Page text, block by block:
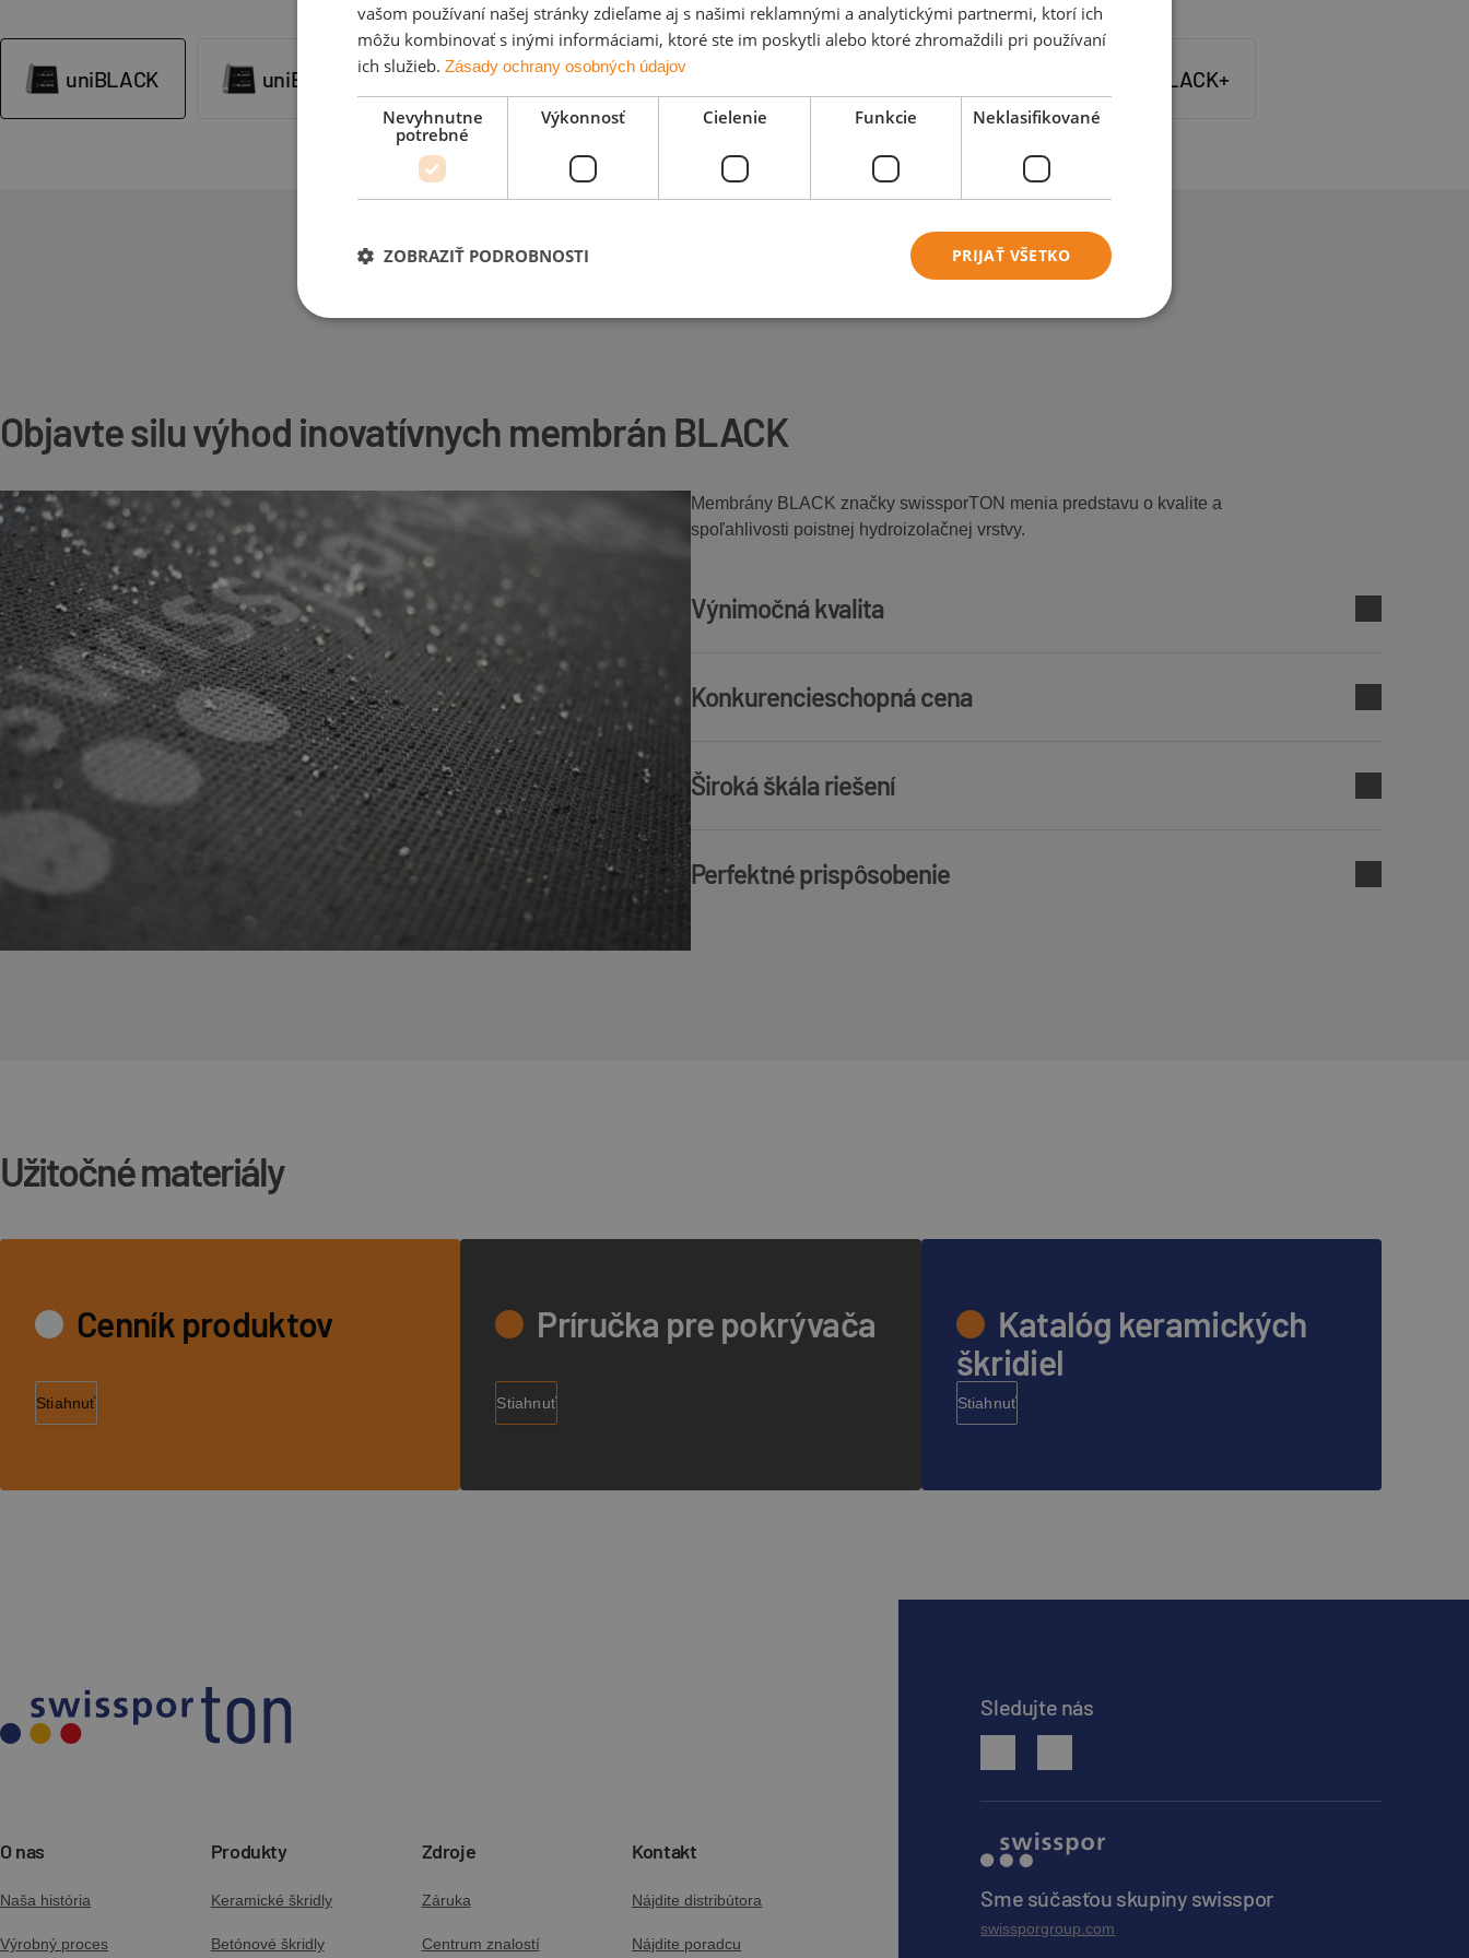
uniBLACK uniBLACK+ solidBLACK solidBLACK+ proBLACK+
Objavte silu výhod inovatívnych membrán BLACK
Membrány BLACK značky swissporTON menia predstavu o kvalite a
spoľahlivosti poistnej hydroizolačnej vrstvy.
Výnimočná kvalita
vodotesnosti, paropriepustnosti a odolnosti voči mechanickému poškodeniu.
Konkurencieschopná cena
porovnaní s konkurenčnými produktmi dostupnými na trhu.
Široká škála riešení
spĺňa všetky požiadavky strešnej konštrukcie a potreby investora.
Perfektné prispôsobenie
Užitočné materiály
Cenník produktov
Stiahnuť
Príručka pre pokrývača
Stiahnuť
Katalóg keramických
škridiel
Stiahnuť
O nas Produkty Zdroje Kontakt
Naša história
Výrobný proces
Keramické škridly
Betónové škridly
Záruka
Centrum znalostí
Nájdite distribútora
Nájdite poradcu
Sledujte nás
facebookyoutube
Sme súčasťou skupiny swisspor
swissporgroup.com
vašom používaní našej stránky zdieľame aj s našimi reklamnými a analytickými partnermi, ktorí ich
môžu kombinovať s inými informáciami, ktoré ste im poskytli alebo ktoré zhromaždili pri používaní
ich služieb. Zásady ochrany osobných údajov
Nevyhnutne
potrebné
Výkonnosť Cielenie Funkcie Neklasifikované
PRIJAŤ VŠETKO
ZOBRAZIŤ PODROBNOSTI